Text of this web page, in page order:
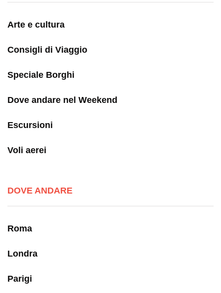
Arte e cultura
Consigli di Viaggio
Speciale Borghi
Dove andare nel Weekend
Escursioni
Voli aerei
DOVE ANDARE
Roma
Londra
Parigi